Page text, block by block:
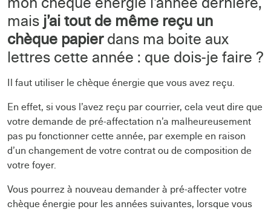
mais j’ai tout de même reçu un
chèque papierdans ma boite aux
lettres cette année : que dois-je faire ?
Il faut utiliser le chèque énergie que vous avez reçu.
En effet, si vous l’avez reçu par courrier, cela veut dire que
votre demande de pré-affectation n’a malheureusement
pas pu fonctionner cette année, par exemple en raison
d’un changement de votre contrat ou de composition de
votre foyer.
Vous pourrez à nouveau demander à pré-affecter votre
chèque énergie pour les années suivantes, lorsque vous